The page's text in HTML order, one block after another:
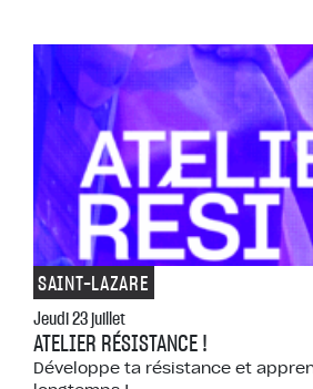
SAINT-LAZARE
Jeudi 23 juillet
ATELIER RÉSISTANCE !
Développe ta résistance et